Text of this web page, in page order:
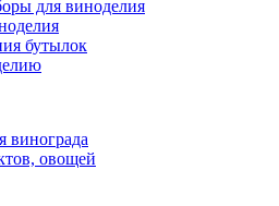
для виноделия
бутылок
винограда
овощей